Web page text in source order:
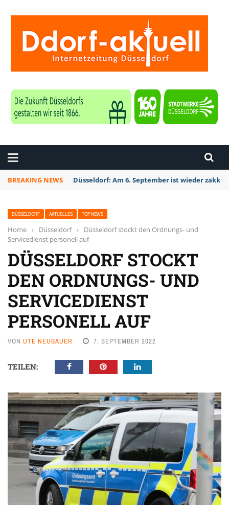
BREAKING NEWS Düsseldorf Kalkum: Bei
DÜSSELDORF AKTUELLES TOP NEWS
Home › Düsseldorf ›
Düsseldorf stockt den Ordnungs- und
Servicedienst personell auf
DÜSSELDORF STOCKT
DEN ORDNUNGS- UND
SERVICEDIENST
PERSONELL AUF
VON UTE NEUBAUER 7. SEPTEMBER 2022
TEILEN: